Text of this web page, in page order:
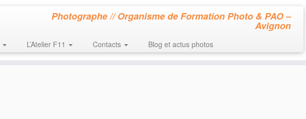
Photographe // Organisme de Formation Photo & PAO –
Avignon
L’Atelier F11 Contacts Blog et actus photos